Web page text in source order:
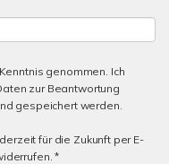
genommen. Ich
zur Beantwortung
gespeichert werden.
für die Zukunft per E-
*